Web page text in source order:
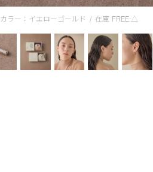
カラー：イエローゴールド / 在庫 FREE:△